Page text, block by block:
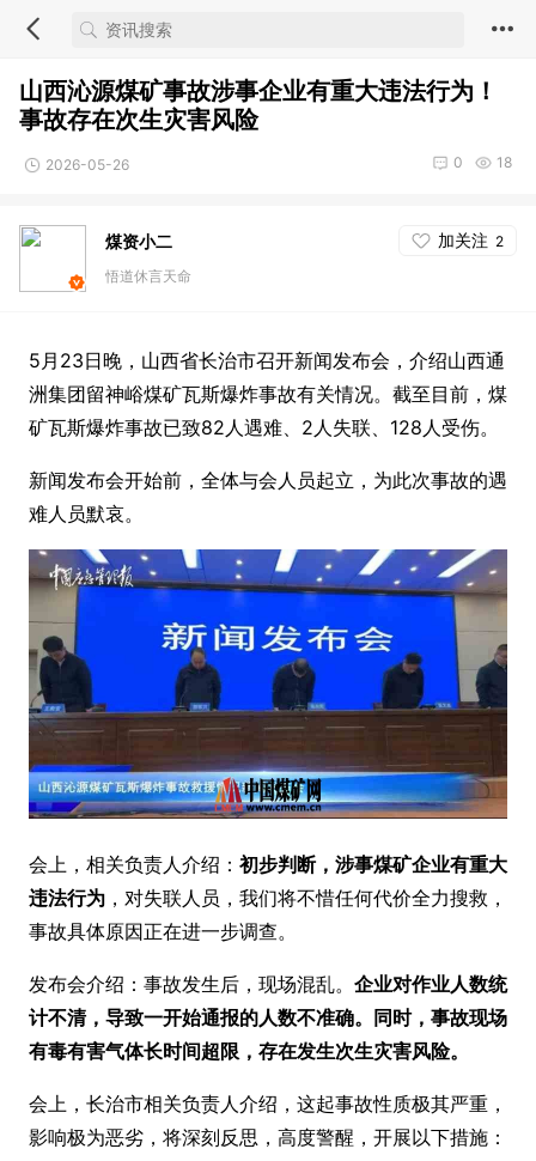
山西沁源煤矿事故涉事企业有重大违法行为！
事故存在次生灾害风险
2026-05-26 18
0
煤资小二 加关注 2
悟道休言天命
5月23日晚，山西省长治市召开新闻发布会，介绍山西通
洲集团留神峪煤矿瓦斯爆炸事故有关情况。截至目前，煤
矿瓦斯爆炸事故已致82人遇难、2人失联、128人受伤。
新闻发布会开始前，全体与会人员起立，为此次事故的遇
难人员默哀。
会上，相关负责人介绍： 初步判断，涉事煤矿企业有重大
违法行为 ，对失联人员，我们将不惜任何代价全力搜救，
事故具体原因正在进一步调查。
发布会介绍：事故发生后，现场混乱。 企业对作业人数统
计不清，导致一开始通报的人数不准确。同时，事故现场
有毒有害气体长时间超限，存在发生次生灾害风险。
会上，长治市相关负责人介绍，这起事故性质极其严重，
影响极为恶劣，将深刻反思，高度警醒，开展以下措施：